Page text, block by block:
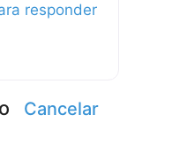
responder
Cancelar